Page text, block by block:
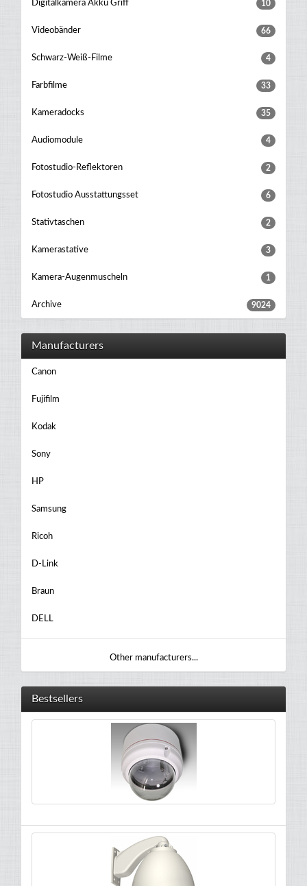
Digitalkamera Akku Griff 10
Videobänder 66
Schwarz-Weiß-Filme 4
Farbfilme 33
Kameradocks 35
Audiomodule 4
Fotostudio-Reflektoren 2
Fotostudio Ausstattungsset 6
Stativtaschen 2
Kamerastative 3
Kamera-Augenmuscheln 1
Archive 9024
Manufacturers
Canon
Fujifilm
Kodak
Sony
HP
Samsung
Ricoh
D-Link
Braun
DELL
Other manufacturers...
Bestsellers